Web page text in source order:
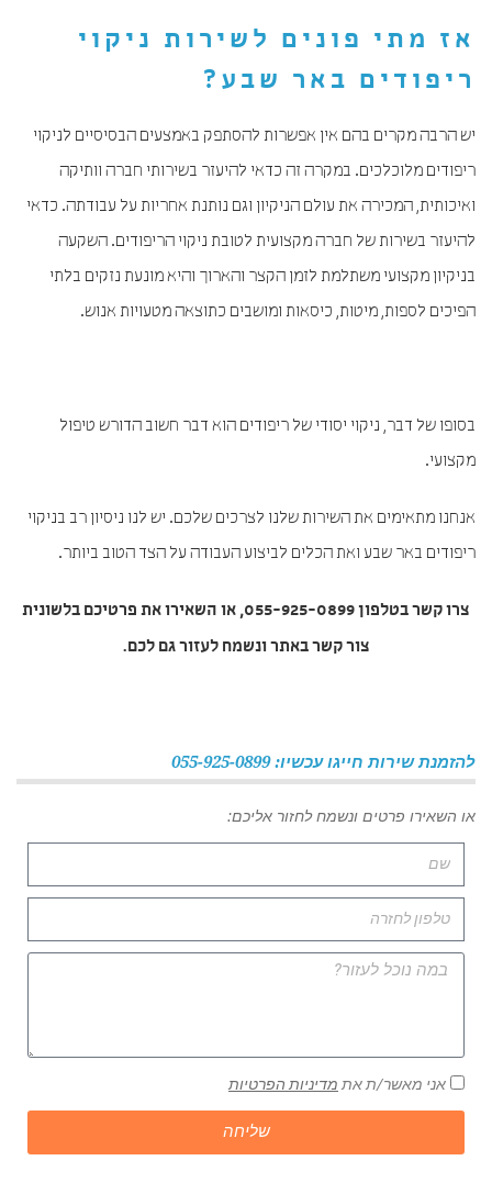
אז מתי פונים לשירות ניקוי
ריפודים באר שבע ?
יש הרבה מקרים בהם אין אפשרות להסתפק באמצעים הבסיסיים לניקוי
ריפודים מלוכלכים. במקרה זה כדאי להיעזר בשירותי חברה וותיקה
ואיכותית, המכירה את עולם הניקיון וגם נותנת אחריות על עבודתה. כדאי
להיעזר בשירות של חברה מקצועית לטובת ניקוי הריפודים. השקעה
בניקיון מקצועי משתלמת לזמן הקצר והארוך והיא מונעת נזקים בלתי
הפיכים לספות, מיטות, כיסאות ומושבים כתוצאה מטעויות אנוש.
בסופו של דבר, ניקוי יסודי של ריפודים הוא דבר חשוב הדורש טיפול
מקצועי.
אנחנו מתאימים את השירות שלנו לצרכים שלכם. יש לנו ניסיון רב בניקוי
ריפודים באר שבע ואת הכלים לביצוע העבודה על הצד הטוב ביותר.
צרו קשר בטלפון 055-925-0899, או השאירו את פרטיכם בלשונית
צור קשר באתר ונשמח לעזור גם לכם.
להזמנת שירות חייגו עכשיו: 055-925-0899
או השאירו פרטים ונשמח לחזור אליכם:
אני מאשר/ת את מדיניות הפרטיות
שליחה